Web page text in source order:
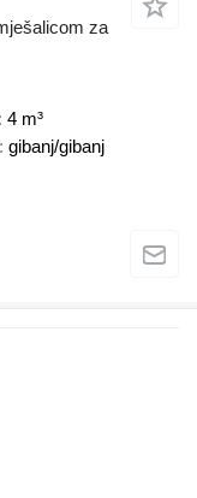
za
4 m³
gibanj/gibanj